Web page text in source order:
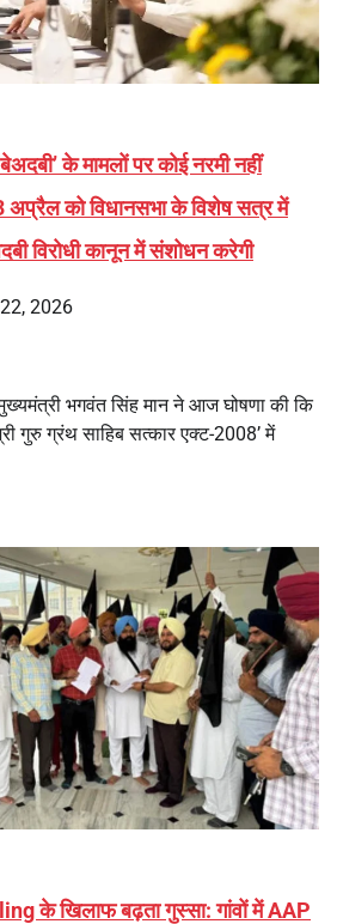
के मामलों पर कोई नरमी नहीं
अप्रैल को विधानसभा के विशेष सत्र में
विरोधी कानून में संशोधन करेगी
2026
भगवंत सिंह मान ने आज घोषणा की कि
गुरु ग्रंथ साहिब सत्कार एक्ट-2008’ में
के खिलाफ बढ़ता गुस्सा: गांवों में AAP